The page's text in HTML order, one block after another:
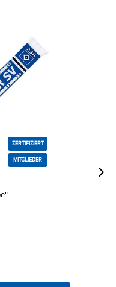
ZERTIFIZIERT
MITGLIEDER